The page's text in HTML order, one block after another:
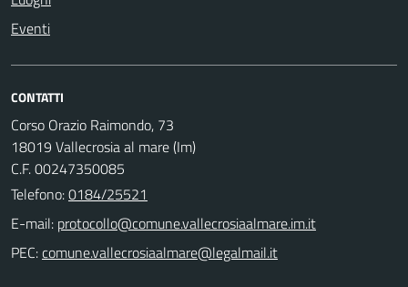
Eventi
CONTATTI
Corso Orazio Raimondo, 73
18019 Vallecrosia al mare (Im)
C.F. 00247350085
Telefono:0184/25521
E-mail:
PEC: